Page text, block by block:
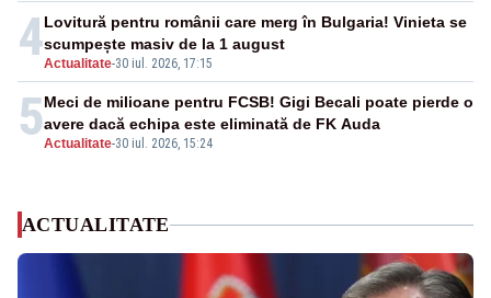
4Actualitate-30 iul. 2026, 17:15
Lovitură pentru românii care merg în Bulgaria! Vinieta se
scumpește masiv de la 1 august
5Actualitate-30 iul. 2026, 15:24
Meci de milioane pentru FCSB! Gigi Becali poate pierde o
avere dacă echipa este eliminată de FK Auda
ACTUALITATE